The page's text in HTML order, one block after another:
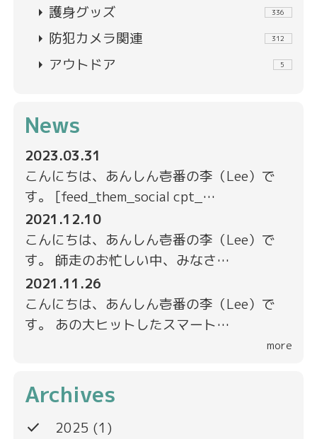
arrow_right 護身グッズ 336
arrow_right 防犯カメラ関連 312
arrow_right アウトドア 5
News
2023.03.31
こんにちは、あんしん壱番の李（Lee）で
す。 [feed_them_social cpt_…
2021.12.10
こんにちは、あんしん壱番の李（Lee）で
す。 師走のお忙しい中、みなさ…
2021.11.26
こんにちは、あんしん壱番の李（Lee）で
す。 あの大ヒットしたスマート…
more
Archives
done 2025 (1)